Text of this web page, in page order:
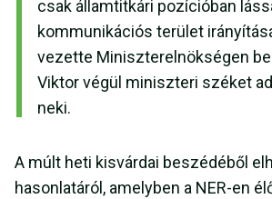
csak államtitkári pozícióban
kommunikációs terület
vezette Miniszterelnökségen
Viktor végül miniszteri széket
neki.
A múlt heti kisvárdai beszédéből
hasonlatáról, amelyben a NER-en